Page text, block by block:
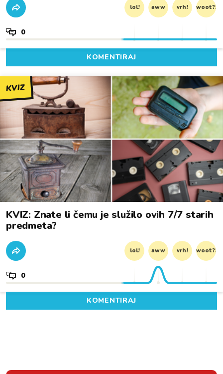
lol! aww vrh! woot?!
0
KOMENTIRAJ
KVIZ
KVIZ: Znate li čemu je služilo ovih 7/7 starih
predmeta?
lol! aww vrh! woot?!
0
KOMENTIRAJ